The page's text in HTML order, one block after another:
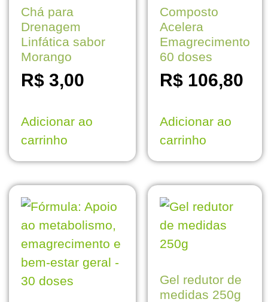
Chá para
Drenagem
Linfática sabor
Morango
R$ 3,00
Adicionar ao
carrinho
Composto
Acelera
Emagrecimento
60 doses
R$ 106,80
Adicionar ao
carrinho
Gel redutor de
medidas 250g